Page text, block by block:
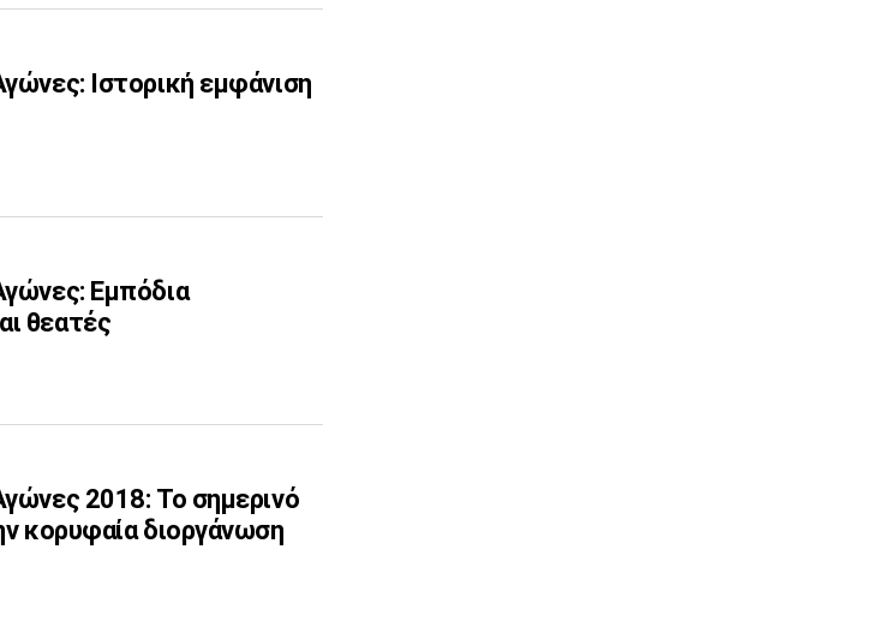
Ιστορική εμφάνιση
Εμπόδια
θεατές
2018: Το σημερινό
κορυφαία διοργάνωση